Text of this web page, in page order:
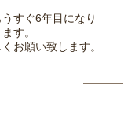
すぐ6年目になり
す。
お願い致します。